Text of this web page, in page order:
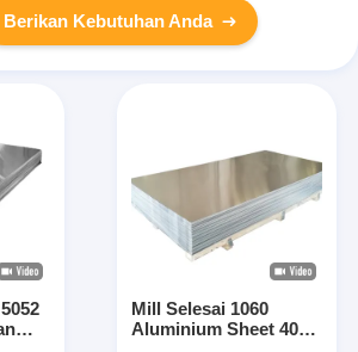
Berikan Kebutuhan Anda
Mill Selesai 1060
Aluminium Sheet 4045